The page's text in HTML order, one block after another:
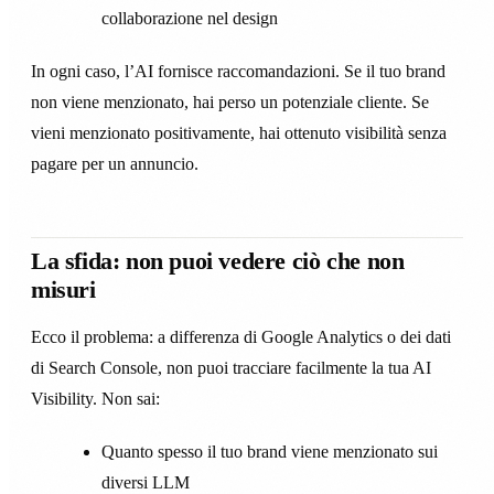
collaborazione nel design
In ogni caso, l’AI fornisce raccomandazioni. Se il tuo brand
non viene menzionato, hai perso un potenziale cliente. Se
vieni menzionato positivamente, hai ottenuto visibilità senza
pagare per un annuncio.
La sfida: non puoi vedere ciò che non
misuri
Ecco il problema: a differenza di Google Analytics o dei dati
di Search Console, non puoi tracciare facilmente la tua AI
Visibility. Non sai:
Quanto spesso il tuo brand viene menzionato sui
diversi LLM